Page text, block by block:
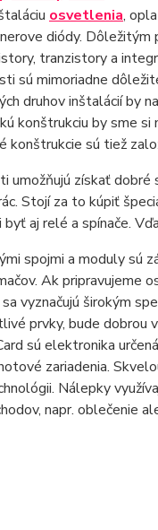
osvetlenia,
diódy.
tranzistory a
sú mimoriadne
druhov inštalácií by
konštrukciu by sme si
konštrukcie sú tiež
umožňujú získať
Stojí za to kúpiť
aj relé a spínače.
spojmi a moduly sú
Ak pripravujeme
vyznačujú širokým
prvky, bude dobrou
sú elektronika
zariadenia.
Nálepky
napr. oblečenie